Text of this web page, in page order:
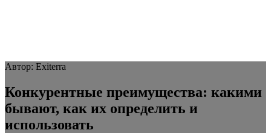
Автор: Exiterra
Конкурентные преимущества: какими
бывают, как их определить и
использовать